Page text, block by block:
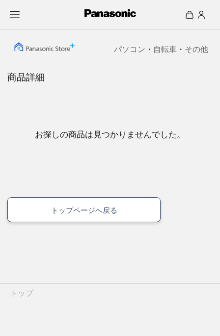
パソコン ・ 自転車 ・ その他
商品詳細
お探しの商品は見つかりませんでした。
トップページへ戻る
トップ